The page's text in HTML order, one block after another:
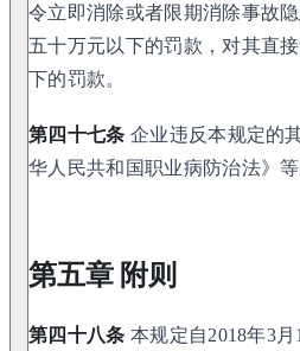
令立即消除或者限期消除事故
五十万元以下的罚款，对其直
下的罚款。
第四十七条 企业违反本规定的
华人民共和国职业病防治法》
第五章 附则
第四十八条 本规定自2018年3